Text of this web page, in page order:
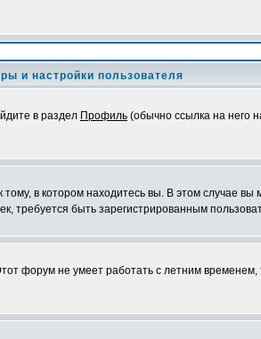
и настройки пользователя
в раздел Профиль (обычно ссылка на него
в котором находитесь вы. В этом случае
требуется быть зарегистрированным
форум не умеет работать с летним